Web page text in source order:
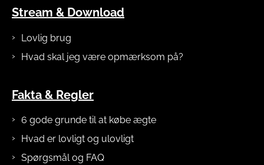
Stream & Download
Lovlig brug
Hvad skal jeg være opmærksom på?
Fakta & Regler
6 gode grunde til at købe ægte
Hvad er lovligt og ulovligt
Spørgsmål og FAQ